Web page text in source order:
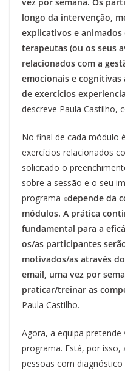
longo da intervenção,
explicativos e
terapeutas (ou os seus
relacionados com a
emocionais e cognitivas
de exercícios
descreve Paula Castilho,
No final de cada módulo
exercícios relacionados
solicitado o
sobre a sessão e o seu
programa «depende da
módulos. A prática
fundamental para a
os/as participantes
motivados/as através
email, uma vez por
praticar/treinar as
Paula Castilho.
Agora, a equipa pretende
programa. Está, por isso,
pessoas com